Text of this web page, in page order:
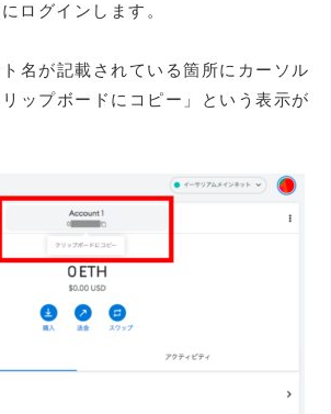
ログインします。
名が記載されている箇所にカーソル
ップボードにコピー」という表示が